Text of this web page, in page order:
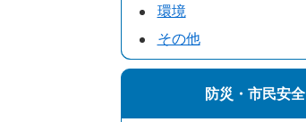
環境
その他
防災・市民安全